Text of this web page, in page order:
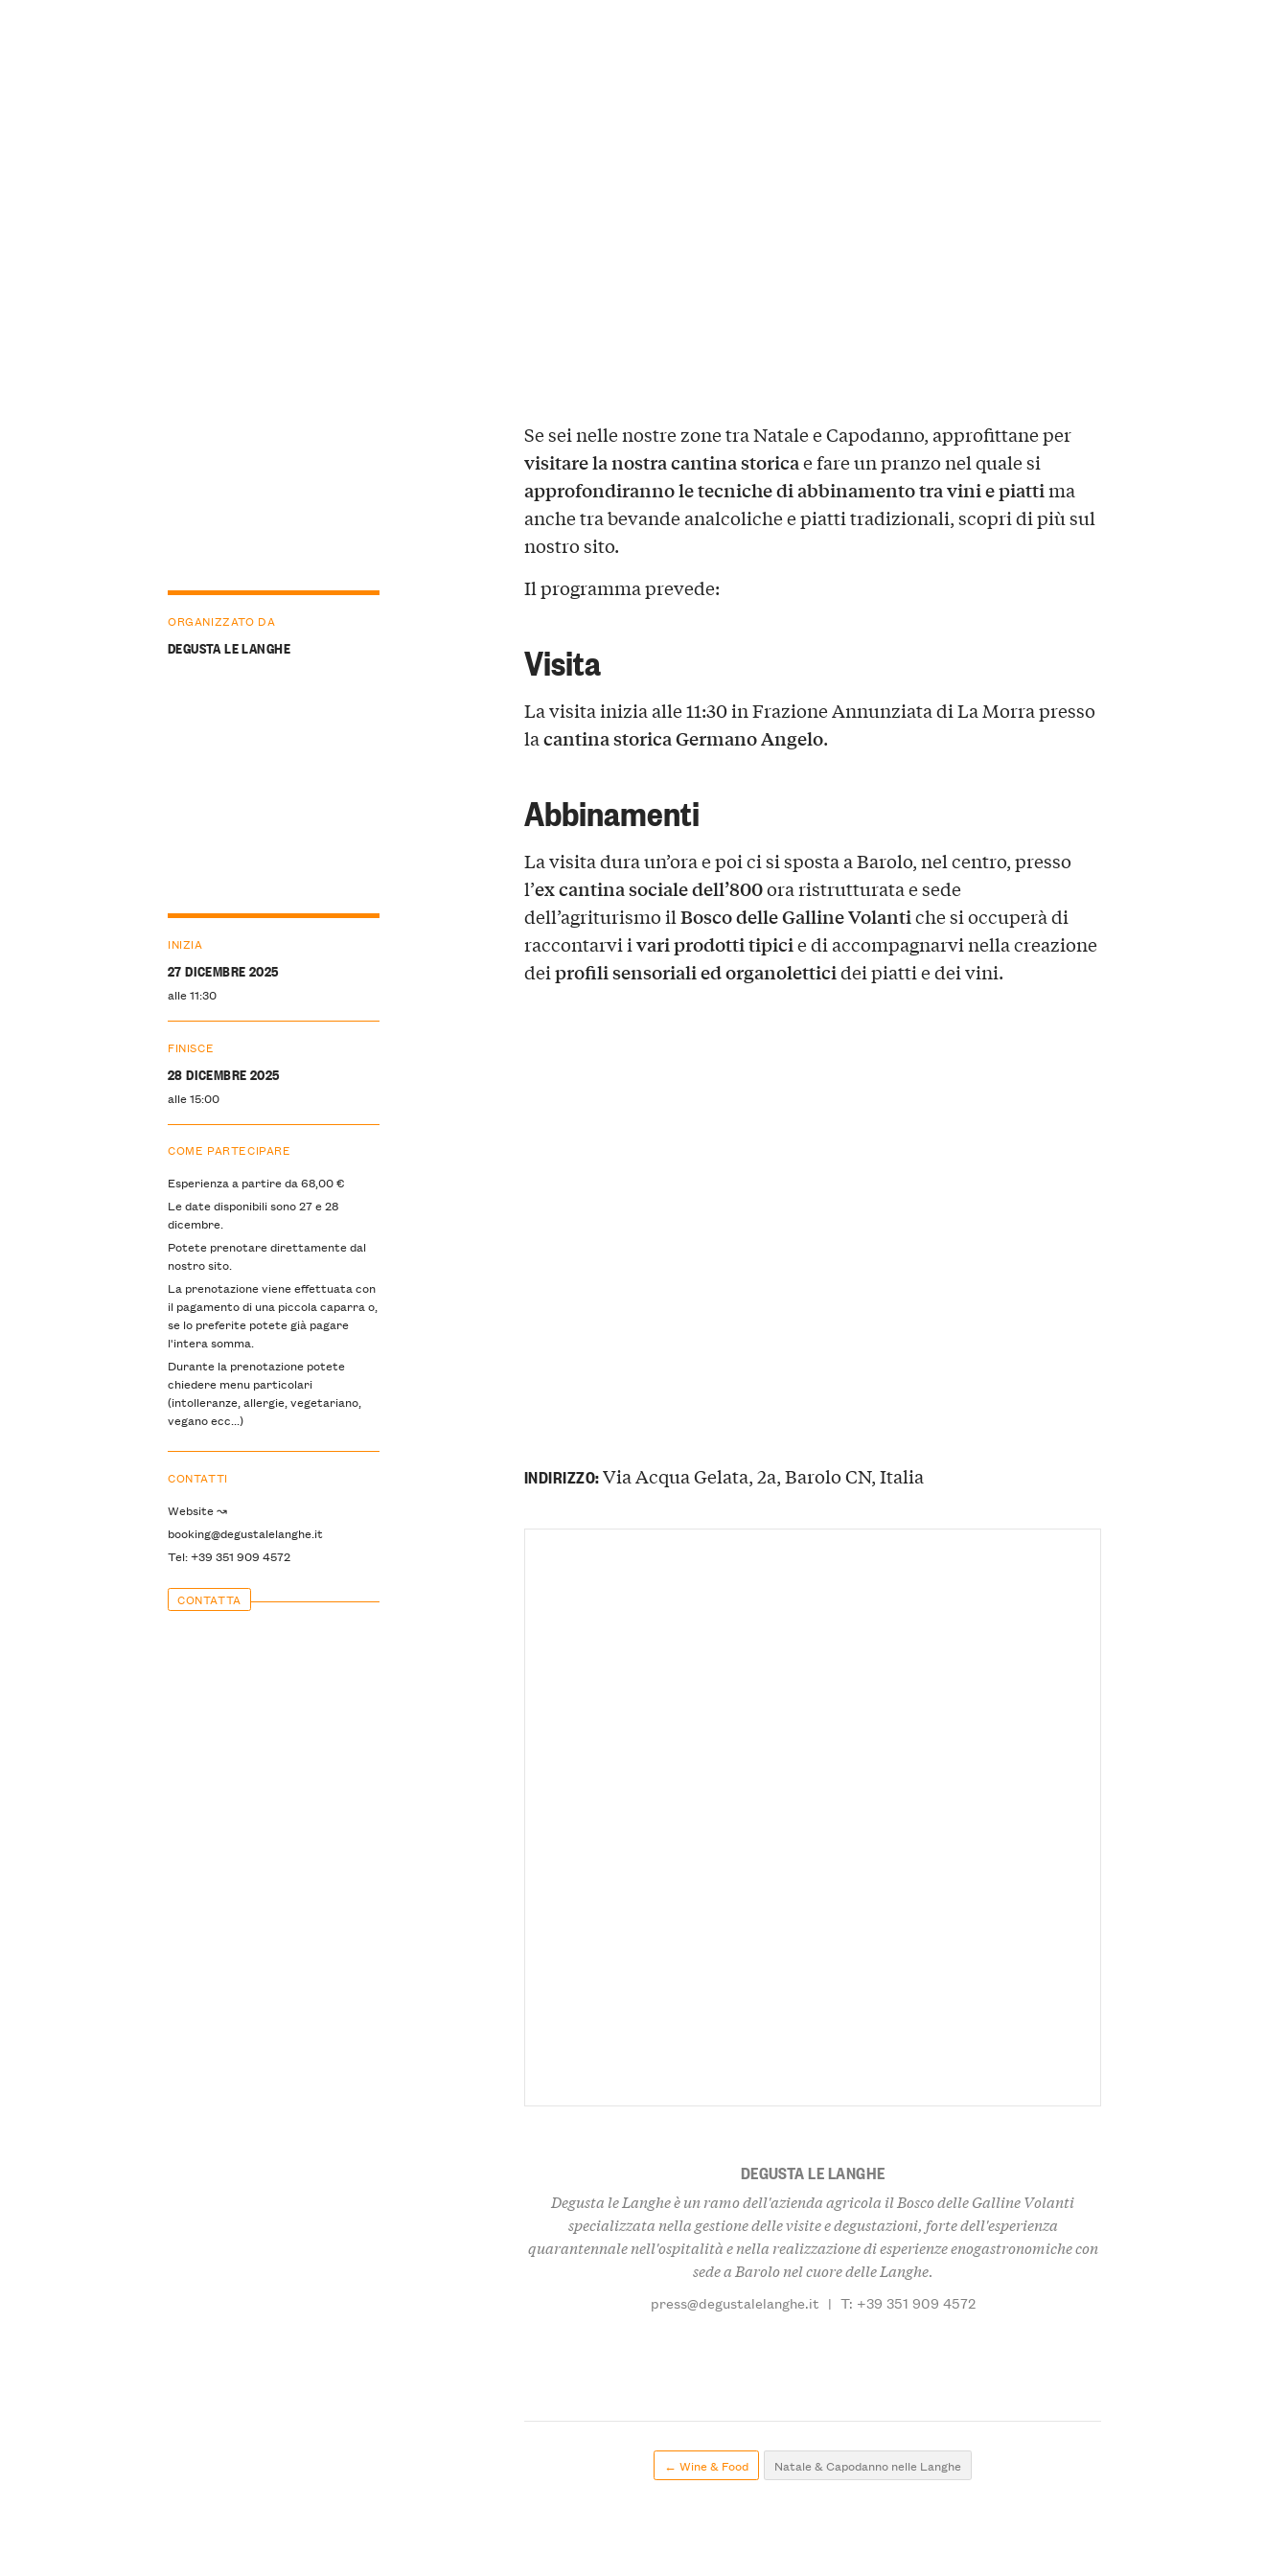
Se sei nelle nostre zone tra Natale e Capodanno, approfittane per
visitare la nostra cantina storicae fare un pranzo nel quale si
approfondiranno le tecniche di abbinamento tra vini e piattima
anche tra bevande analcoliche e piatti tradizionali, scopri di più sul
nostro sito.
Il programma prevede:
Visita
La visita inizia alle 11:30 in Frazione Annunziata di La Morra presso
lacantina storica Germano Angelo.
Abbinamenti
La visita dura un’ora e poi ci si sposta a Barolo, nel centro, presso
l’ex cantina sociale dell’800ora ristrutturata e sede
dell’agriturismo ilBosco delle Galline Volantiche si occuperà di
raccontarvi ivari prodotti tipicie di accompagnarvi nella creazione
deiprofili sensoriali ed organoletticidei piatti e dei vini.
ORGANIZZATO DA
DEGUSTA LE LANGHE
INIZIA
27 DICEMBRE 2025
alle 11:30
FINISCE
28 DICEMBRE 2025
alle 15:00
COME PARTECIPARE
Esperienza a partire da 68,00 €
Le date disponibili sono 27 e 28
dicembre.
Potete prenotare direttamente dal
nostro sito.
La prenotazione viene effettuata con
il pagamento di una piccola caparra o,
se lo preferite potete già pagare
l'intera somma.
Durante la prenotazione potete
chiedere menu particolari
(intolleranze, allergie, vegetariano,
vegano ecc...)
CONTATTI
Website ↝
booking@degustalelanghe.it
Tel: +39 351 909 4572
CONTATTA
INDIRIZZO:Via Acqua Gelata, 2a, Barolo CN, Italia
DEGUSTA LE LANGHE
Degusta le Langhe è un ramo dell'azienda agricola il Bosco delle Galline Volanti
specializzata nella gestione delle visite e degustazioni, forte dell'esperienza
quarantennale nell'ospitalità e nella realizzazione di esperienze enogastronomiche con
sede a Barolo nel cuore delle Langhe.
press@degustalelanghe.it | T: +39 351 909 4572
← Wine & Food Natale & Capodanno nelle Langhe